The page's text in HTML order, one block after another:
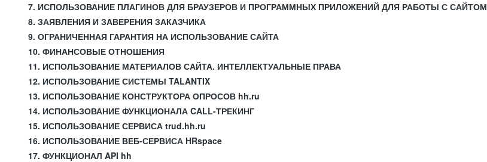
7. ИСПОЛЬЗОВАНИЕ ПЛАГИНОВ ДЛЯ БРАУЗЕРОВ И ПРОГРАММНЫХ ПРИЛОЖЕНИЙ ДЛЯ РАБОТЫ С САЙТОМ
8. ЗАЯВЛЕНИЯ И ЗАВЕРЕНИЯ ЗАКАЗЧИКА
9. ОГРАНИЧЕННАЯ ГАРАНТИЯ НА ИСПОЛЬЗОВАНИЕ САЙТА
10. ФИНАНСОВЫЕ ОТНОШЕНИЯ
11. ИСПОЛЬЗОВАНИЕ МАТЕРИАЛОВ САЙТА. ИНТЕЛЛЕКТУАЛЬНЫЕ ПРАВА
12. ИСПОЛЬЗОВАНИЕ СИСТЕМЫ TALANTIX
13. ИСПОЛЬЗОВАНИЕ КОНСТРУКТОРА ОПРОСОВ hh.ru
14. ИСПОЛЬЗОВАНИЕ ФУНКЦИОНАЛА CALL-ТРЕКИНГ
15. ИСПОЛЬЗОВАНИЕ СЕРВИСА trud.hh.ru
16. ИСПОЛЬЗОВАНИЕ ВЕБ-СЕРВИСА HRspace
17. ФУНКЦИОНАЛ API hh